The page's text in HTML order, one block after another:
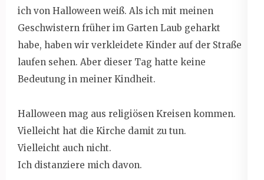
ich von Halloween weiß. Als ich mit meinen
Geschwistern früher im Garten Laub geharkt
habe, haben wir verkleidete Kinder auf der Straße
laufen sehen. Aber dieser Tag hatte keine
Bedeutung in meiner Kindheit.
Halloween mag aus religiösen Kreisen kommen.
Vielleicht hat die Kirche damit zu tun.
Vielleicht auch nicht.
Ich distanziere mich davon.